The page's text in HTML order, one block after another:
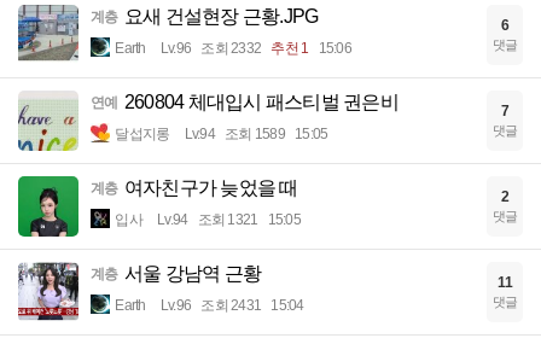
계층 요새 건설현장 근황.JPG
Earth Lv.96 조회 2332 추천 1 15:06
6
댓글
연예 260804 체대입시 패스티벌 권은비
달섭지롱 Lv.94 조회 1589 15:05
7
댓글
계층 여자친구가 늦었을 때
입사 Lv.94 조회 1321 15:05
2
댓글
계층 서울 강남역 근황
Earth Lv.96 조회 2431 15:04
11
댓글